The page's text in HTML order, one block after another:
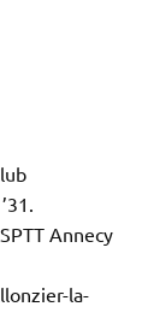
Annecy
la-